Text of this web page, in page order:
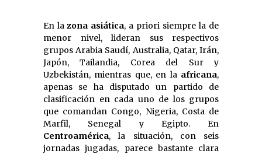
En la zona asiática, a priori siempre la de
menor nivel, lideran sus respectivos
grupos Arabia Saudí, Australia, Qatar, Irán,
Japón, Tailandia, Corea del Sur y
Uzbekistán, mientras que, en la africana,
apenas se ha disputado un partido de
clasificación en cada uno de los grupos
que comandan Congo, Nigeria, Costa de
Marfil, Senegal y Egipto. En
Centroamérica, la situación, con seis
jornadas jugadas, parece bastante clara